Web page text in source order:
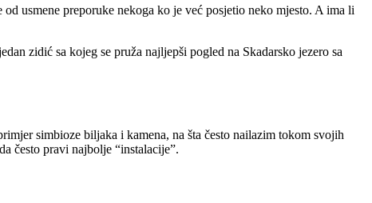
usmene preporuke nekoga ko je već posjetio neko mjesto. A ima li
zidić sa kojeg se pruža najljepši pogled na Skadarsko jezero sa
simbioze biljaka i kamena, na šta često nailazim tokom svojih
često pravi najbolje “instalacije”.